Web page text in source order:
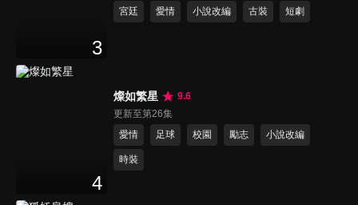
3
宮廷
愛情 小說改編 古裝 短劇
4
燦如繁星
9.6
更新至第26集
愛情
足球 校園 勵志 小說改編
時裝